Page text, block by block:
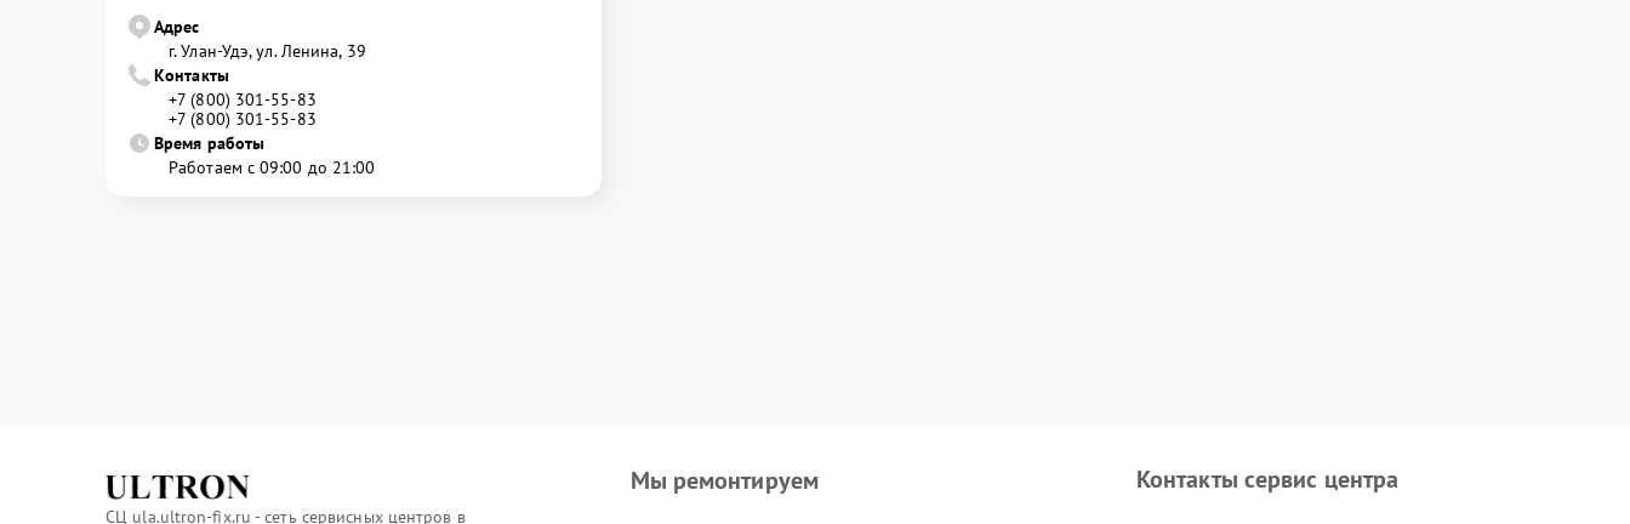
Адрес
г. Улан-Удэ, ул. Ленина, 39
Контакты
+7 (800) 301-55-83
+7 (800) 301-55-83
Время работы
Работаем с 09:00 до 21:00
СЦ ula.ultron-fix.ru - сеть сервисных центров в
Мы ремонтируем Контакты сервис центра